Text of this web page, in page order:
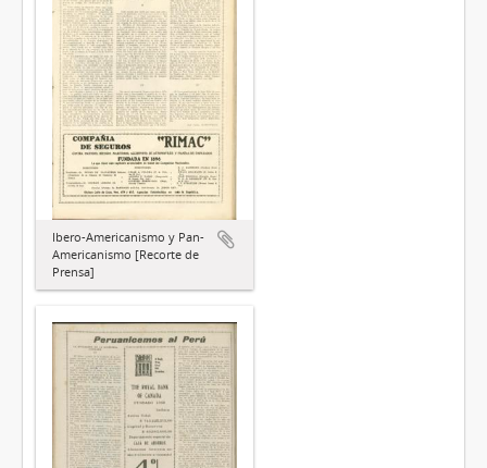
Ibero-Americanismo y Pan-
Americanismo [Recorte de
Prensa]